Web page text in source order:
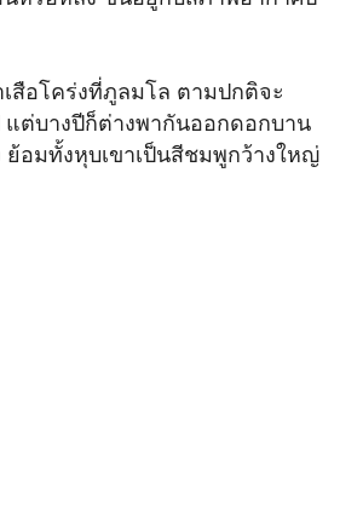
สือโคร่งที่ภูลมโล ตามปกติจะ
แต่บางปีก็ต่างพากันออกดอกบาน
อมทั้งหุบเขาเป็นสีชมพูกว้างใหญ่